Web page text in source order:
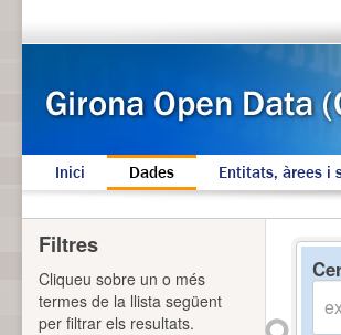
Inici Dades Entitats, àrees i
Filtres
Cliqueu sobre un o més
termes de la llista següent
per filtrar els resultats.